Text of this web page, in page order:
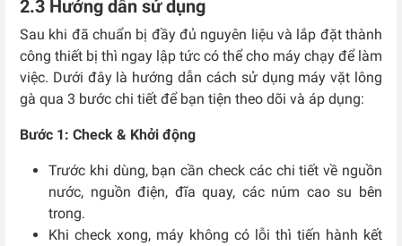
2.3 Hướng dẫn sử dụng
Sau khi đã chuẩn bị đầy đủ nguyên liệu và lắp đặt thành
công thiết bị thì ngay lập tức có thể cho máy chạy để làm
việc. Dưới đây là hướng dẫn cách sử dụng máy vặt lông
gà qua 3 bước chi tiết để bạn tiện theo dõi và áp dụng:
Bước 1: Check & Khởi động
Trước khi dùng, bạn cần check các chi tiết về nguồn
nước, nguồn điện, đĩa quay, các núm cao su bên
trong.
Khi check xong, máy không có lỗi thì tiến hành kết